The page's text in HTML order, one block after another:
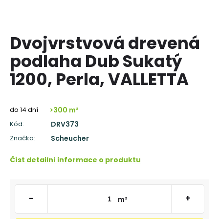
Dvojvrstvová drevená
podlaha Dub Sukatý
1200, Perla, VALLETTA
do 14 dní >300 m²
Kód: DRV373
Značka: Scheucher
Číst detailní informace o produktu
- m² +
s
ť
?
O
d